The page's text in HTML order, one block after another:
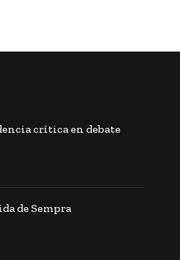
crítica en debate
de Sempra